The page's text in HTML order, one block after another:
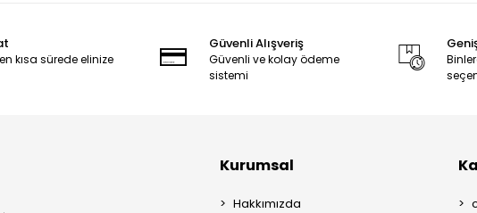
kısa sürede elinize
Güvenli Alışveriş
Güvenli ve kolay ödeme
sistemi
Kurumsal
Hakkımızda